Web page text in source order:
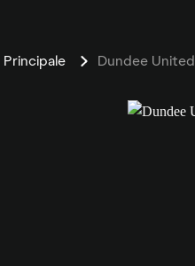
Principale Dundee United